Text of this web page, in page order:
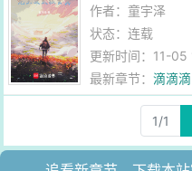
作者：童宇泽
状态：连载
更新时间：11-05
最新章节：滴滴滴
1/1